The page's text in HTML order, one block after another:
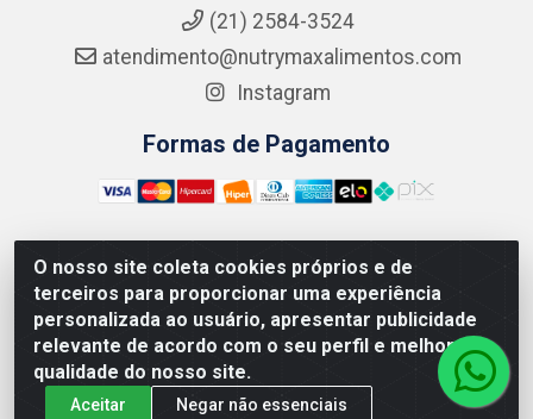
O nosso site coleta cookies próprios e de
terceiros para proporcionar uma experiência
personalizada ao usuário, apresentar publicidade
relevante de acordo com o seu perfil e melhorar a
qualidade do nosso site.
Aceitar Negar não essenciais
(21) 2584-3524
atendimento@nutrymaxalimentos.com
Instagram
Formas de Pagamento
NUTRY MAX COMÉRCIO DE PRODUTOS ALIMENTICIOS
LTDA - RUA DO FEIJÃO, 721 PENHA CIRCULAR/RJ -
CNPJ: 15.796.122/0001-03